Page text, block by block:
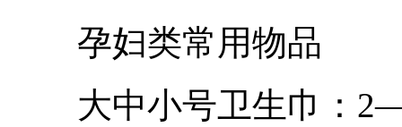
孕妇类常用物品
大中小号卫生巾：